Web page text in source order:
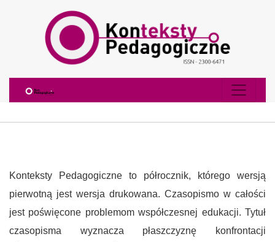
Konteksty Pedagogiczne
Konteksty Pedagogiczne to półrocznik, którego wersją
pierwotną jest wersja drukowana. Czasopismo w całości
jest poświęcone problemom współczesnej edukacji. Tytuł
czasopisma wyznacza płaszczyznę konfrontacji